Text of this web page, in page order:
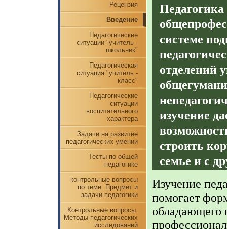
Рецензия
Введение
Педагогические
ситуации "учитель -
школьник"
Педагогическая
ситуация "учитель -
класс"
Педагогические
ситуации
воспитательного
характера
Задачи на развитие
педагогических умении
Тесты по общей
педагогике
контрольные вопросы
по теме: Предмет и
задачи педагогики
Контрольные вопросы.
Методы педагогических
исследований
Педагогика
системе
отделений
изучение
строить
семье и с
Изучение
помогает
обладающего